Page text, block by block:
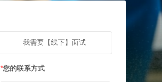
我需要【线下】面试
*您的联系方式